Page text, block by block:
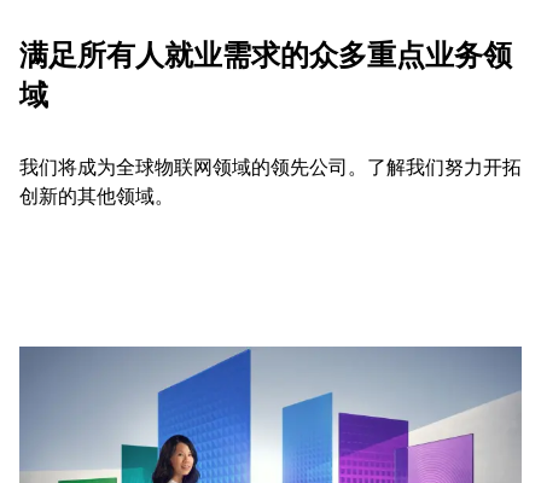
满足所有人就业需求的众多重点业务领
域
我们将成为全球物联网领域的领先公司。了解我们努力开拓
创新的其他领域。